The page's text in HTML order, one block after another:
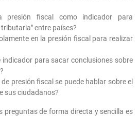
presión fiscal como indicador para
entre países?
en la presión fiscal para realizar
indicador para sacar conclusiones sobre
presión fiscal se puede hablar sobre el
sus ciudadanos?
preguntas de forma directa y sencilla es